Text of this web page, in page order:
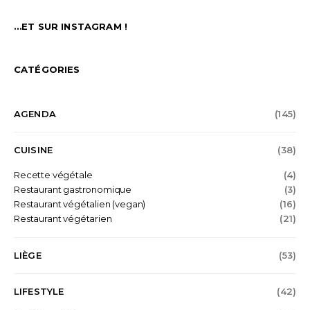
…ET SUR INSTAGRAM !
CATÉGORIES
AGENDA (145)
CUISINE (38)
Recette végétale
(4)
Restaurant gastronomique
(3)
Restaurant végétalien (vegan)
(16)
Restaurant végétarien
(21)
LIÈGE (53)
LIFESTYLE (42)